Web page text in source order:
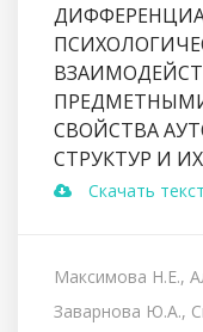
СВОЙСТВА
СТРУКТУР И
Скачать текст
Максимова Н.Е.,
Заварнова Ю.А.,